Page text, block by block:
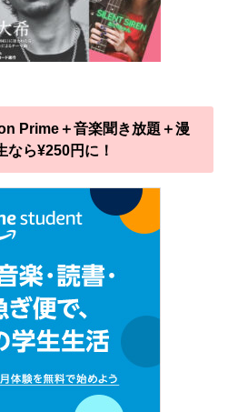
Prime＋音楽聞き放題＋漫
なら¥250円に！